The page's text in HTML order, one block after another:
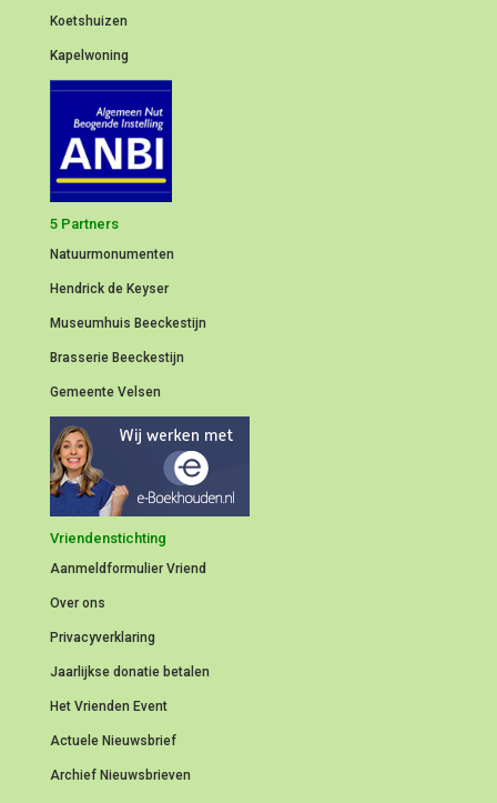
Koetshuizen
Kapelwoning
5 Partners
Natuurmonumenten
Hendrick de Keyser
Museumhuis Beeckestijn
Brasserie Beeckestijn
Gemeente Velsen
Vriendenstichting
Aanmeldformulier Vriend
Over ons
Privacyverklaring
Jaarlijkse donatie betalen
Het Vrienden Event
Actuele Nieuwsbrief
Archief Nieuwsbrieven